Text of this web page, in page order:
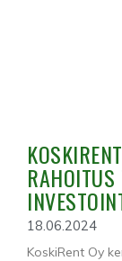
RAHOITUS
18.06.2024
KoskiRent Oy